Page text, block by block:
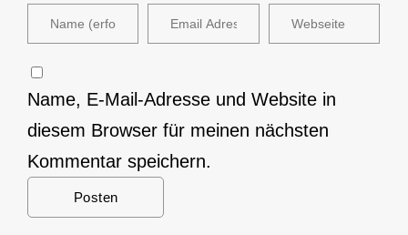
Name, E-Mail-Adresse und Website in
diesem Browser für meinen nächsten
Kommentar speichern.